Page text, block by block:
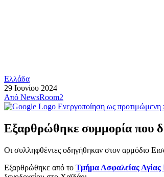
Ελλάδα
29 Ιουνίου 2024
Από NewsRoom2
Ενεργοποίηση ως
Εξαρθρώθηκε συμμορία που
Οι συλληφθέντες οδηγήθηκαν στον αρμόδιο
Εξαρθρώθηκε από το Τμήμα Ασφαλείας